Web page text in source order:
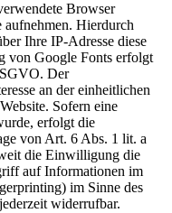
Browser
aufnehmen. Hierdurch
Ihre IP-Adresse diese
von Google Fonts erfolgt
Der
an der einheitlichen
Sofern eine
erfolgt die
von Art. 6 Abs. 1 lit. a
die Einwilligung die
auf Informationen im
im Sinne des
widerrufbar.